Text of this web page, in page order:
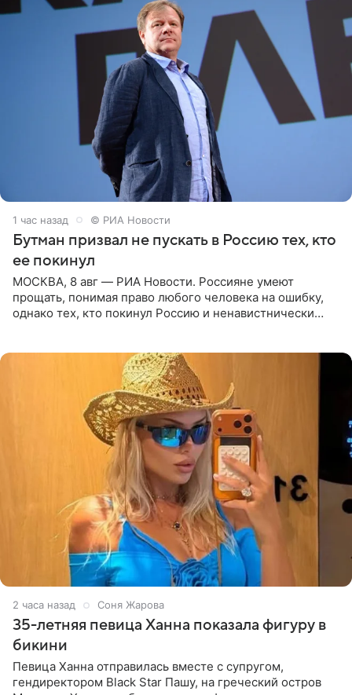
1 час назад © РИА Новости
Бутман призвал не пускать в Россию тех, кто
ее покинул
МОСКВА, 8 авг — РИА Новости. Россияне умеют
прощать, понимая право любого человека на ошибку,
однако тех, кто покинул Россию и ненавистнически
2 часа назад Соня Жарова
35-летняя певица Ханна показала фигуру в
бикини
Певица Ханна отправилась вместе с супругом,
гендиректором Black Star Пашу, на греческий остров